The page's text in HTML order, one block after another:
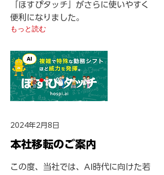
「ほすぴタッチ」がさらに使いやすく
便利になりました。
もっと読む
2024年2月8日
本社移転のご案内
この度、当社では、AI時代に向けた若